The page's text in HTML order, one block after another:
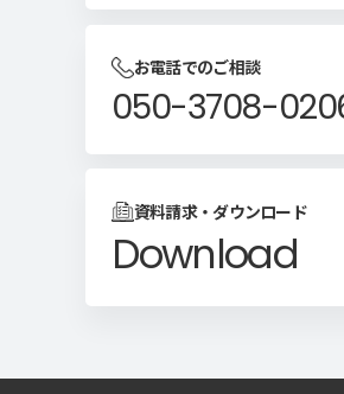
お電話でのご相談
050-3708-
資料請求・ダウンロード
Download